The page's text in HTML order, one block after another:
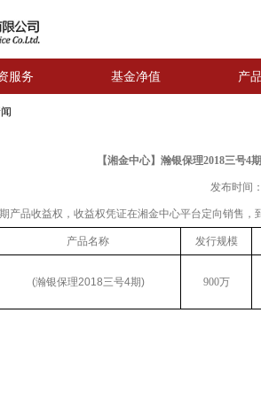
服务 基金净值 产
【湘金中心】瀚银保理2018三号4
发布时间
产品收益权，收益权凭证在湘金中心平台定向销售，
产品名称 发行规模
(瀚银保理2018三号4期) 900万